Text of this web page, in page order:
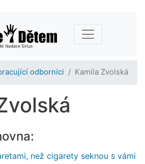
hlavnímu
obsahu
odborníci Kamila Zvolská
než cigarety seknou s vámi